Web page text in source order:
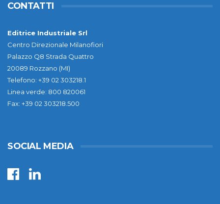
CONTATTI
Editrice Industriale Srl
Centro Direzionale Milanofiori
Palazzo Q8 Strada Quattro
20089 Rozzano (MI)
Telefono: +39 02 303218.1
Linea verde: 800 820061
Fax: +39 02 303218.500
SOCIAL MEDIA